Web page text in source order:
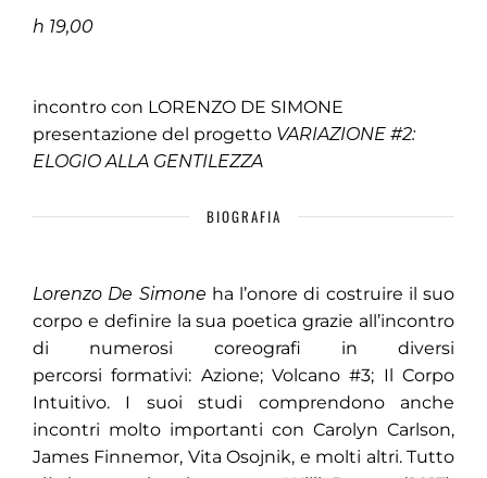
h 19,00
incontro con LORENZO DE SIMONE
presentazione del progetto VARIAZIONE #2:
ELOGIO ALLA GENTILEZZA
BIOGRAFIA
Lorenzo De Simone ha l’onore di costruire il suo
corpo e definire la sua poetica grazie all’incontro
di numerosi coreografi in diversi
percorsi formativi: Azione; Volcano #3; Il Corpo
Intuitivo. I suoi studi comprendono anche
incontri molto importanti con Carolyn Carlson,
James Finnemor, Vita Osojnik, e molti altri. Tutto